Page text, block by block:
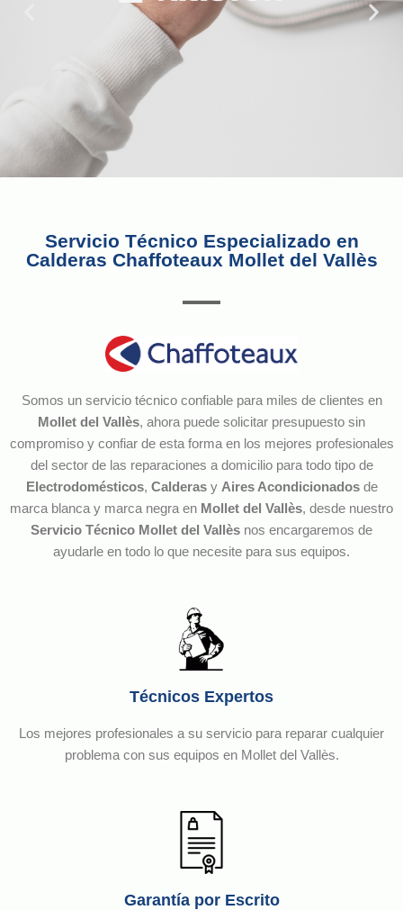
Servicio Técnico Especializado en
Calderas Chaffoteaux Mollet del Vallès
Somos un servicio técnico confiable para miles de clientes en
Mollet del Vallès, ahora puede solicitar presupuesto sin
compromiso y confiar de esta forma en los mejores profesionales
del sector de las reparaciones a domicilio para todo tipo de
Electrodomésticos, Calderasy Aires Acondicionadosde
marca blanca y marca negra en Mollet del Vallès, desde nuestro
Servicio Técnico Mollet del Vallès nos encargaremos de
ayudarle en todo lo que necesite para sus equipos.
Técnicos Expertos
Los mejores profesionales a su servicio para reparar cualquier
problema con sus equipos en Mollet del Vallès.
Garantía por Escrito